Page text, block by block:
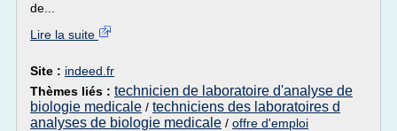
de...
Lire la suite
Site : indeed.fr
Thèmes liés : technicien de laboratoire d'analyse de
biologie medicale / techniciens des laboratoires d
analyses de biologie medicale / offre d'emploi